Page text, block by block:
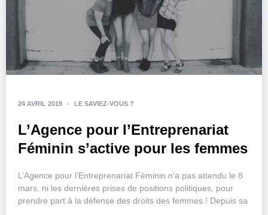
24 AVRIL 2019 - LE SAVIEZ-VOUS ?
L’Agence pour l’Entreprenariat
Féminin s’active pour les femmes
L’Agence pour l’Entreprenariat Féminin n’a pas attendu le 8
mars, ni les dernières prises de positions politiques, pour
prendre part à la défense des droits des femmes ! Depuis sa